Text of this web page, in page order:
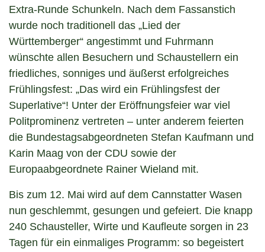
Extra-Runde Schunkeln. Nach dem Fassanstich
wurde noch traditionell das „Lied der
Württemberger“ angestimmt und Fuhrmann
wünschte allen Besuchern und Schaustellern ein
friedliches, sonniges und äußerst erfolgreiches
Frühlingsfest: „Das wird ein Frühlingsfest der
Superlative“! Unter der Eröffnungsfeier war viel
Politprominenz vertreten – unter anderem feierten
die Bundestagsabgeordneten Stefan Kaufmann und
Karin Maag von der CDU sowie der
Europaabgeordnete Rainer Wieland mit.
Bis zum 12. Mai wird auf dem Cannstatter Wasen
nun geschlemmt, gesungen und gefeiert. Die knapp
240 Schausteller, Wirte und Kaufleute sorgen in 23
Tagen für ein einmaliges Programm: so begeistert